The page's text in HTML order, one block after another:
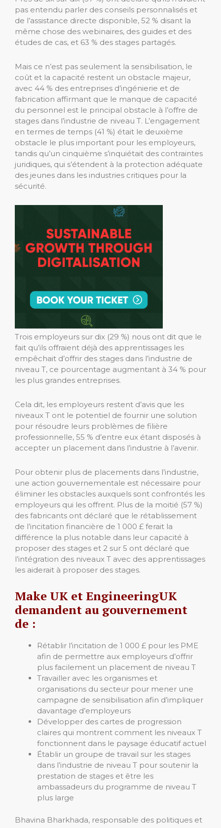
pas entendu parler des conseils personnalisés et
de l’assistance directe disponible, 52 % disant la
même chose des webinaires, des guides et des
études de cas, et 63 % des stages partagés.
Mais ce n’est pas seulement la sensibilisation, le
coût et la capacité restent un obstacle majeur,
avec 44 % des entreprises d’ingénierie et de
fabrication affirmant que le manque de capacité
du personnel est le principal obstacle à l’offre de
stages dans l’industrie de niveau T. L’engagement
en termes de temps (41 %) était le deuxième
obstacle le plus important pour les employeurs,
tandis qu’un cinquième s’inquiétait des contraintes
juridiques, qui s’étendent à la protection adéquate
des jeunes dans les industries critiques pour la
sécurité.
Trois employeurs sur dix (29 %) nous ont dit que le
fait qu’ils offraient déjà des apprentissages les
empêchait d’offrir des stages dans l’industrie de
niveau T, ce pourcentage augmentant à 34 % pour
les plus grandes entreprises.
Cela dit, les employeurs restent d’avis que les
niveaux T ont le potentiel de fournir une solution
pour résoudre leurs problèmes de filière
professionnelle, 55 % d’entre eux étant disposés à
accepter un placement dans l’industrie à l’avenir.
Pour obtenir plus de placements dans l’industrie,
une action gouvernementale est nécessaire pour
éliminer les obstacles auxquels sont confrontés les
employeurs qui les offrent. Plus de la moitié (57 %)
des fabricants ont déclaré que le rétablissement
de l’incitation financière de 1 000 £ ferait la
différence la plus notable dans leur capacité à
proposer des stages et 2 sur 5 ont déclaré que
l’intégration des niveaux T avec des apprentissages
les aiderait à proposer des stages.
Make UK et EngineeringUK
demandent au gouvernement
de :
Rétablir l’incitation de 1 000 £ pour les PME
afin de permettre aux employeurs d’offrir
plus facilement un placement de niveau T
Travailler avec les organismes et
organisations du secteur pour mener une
campagne de sensibilisation afin d’impliquer
davantage d’employeurs
Développer des cartes de progression
claires qui montrent comment les niveaux T
fonctionnent dans le paysage éducatif actuel
Établir un groupe de travail sur les stages
dans l’industrie de niveau T pour soutenir la
prestation de stages et être les
ambassadeurs du programme de niveau T
plus large
Bhavina Bharkhada, responsable des politiques et